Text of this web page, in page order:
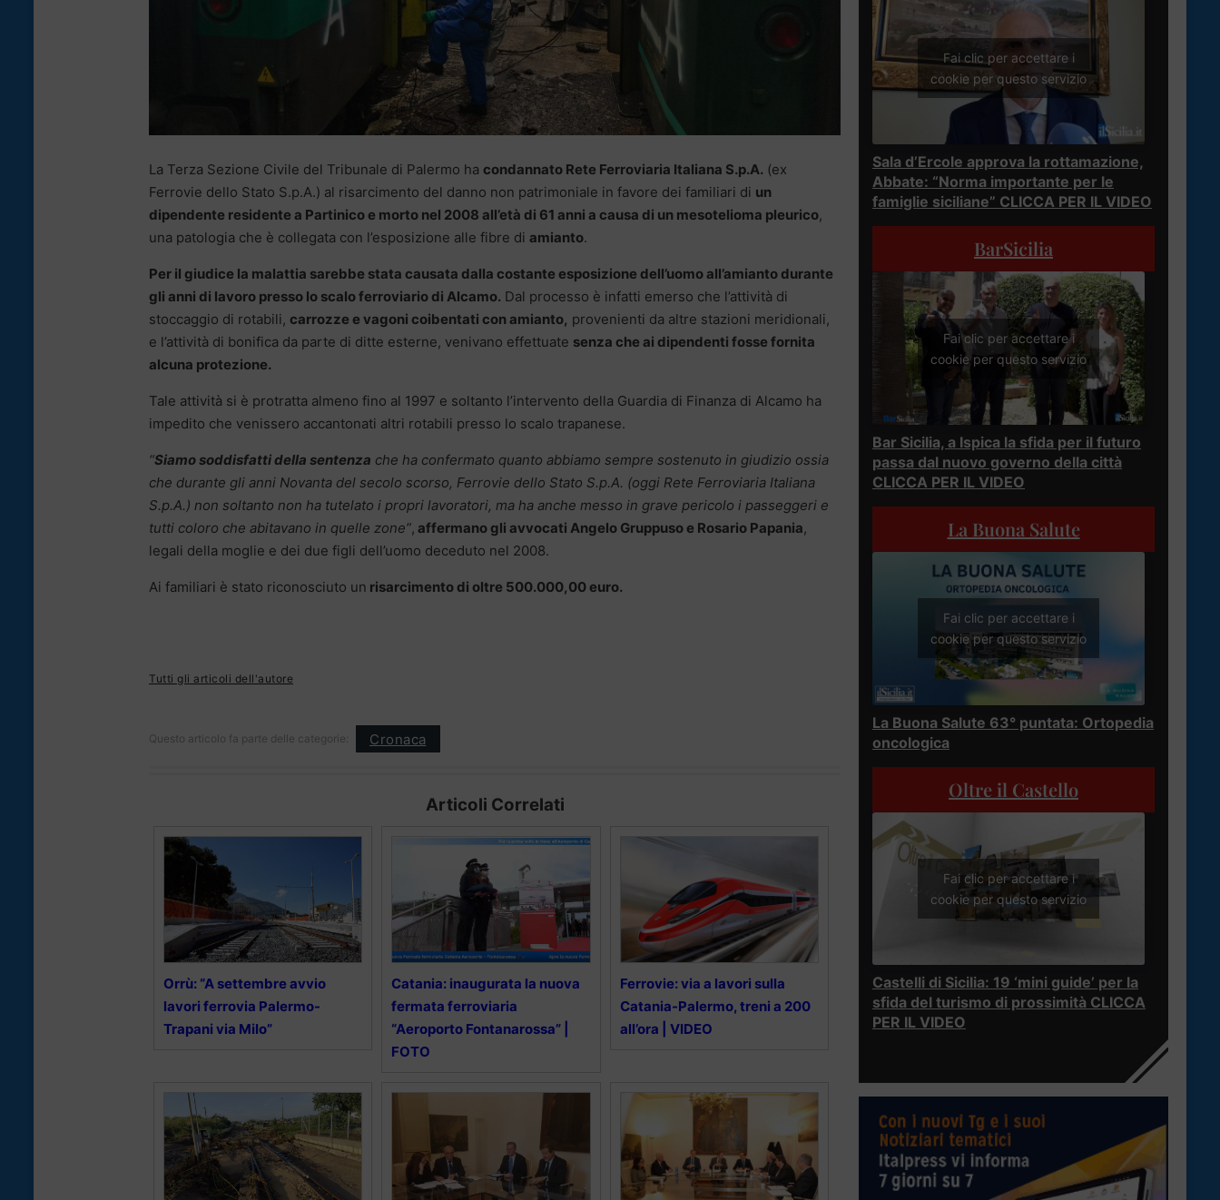
La Terza Sezione Civile del Tribunale di Palermo ha condannato Rete Ferroviaria Italiana S.p.A. (ex
Ferrovie dello Stato S.p.A.) al risarcimento del danno non patrimoniale in favore dei familiari di un
dipendente residente a Partinico e morto nel 2008 all’età di 61 anni a causa di un mesotelioma pleurico,
una patologia che è collegata con l’esposizione alle fibre di amianto.
Per il giudice la malattia sarebbe stata causata dalla costante esposizione dell’uomo all’amianto durante
gli anni di lavoro presso lo scalo ferroviario di Alcamo. Dal processo è infatti emerso che l’attività di
stoccaggio di rotabili, carrozze e vagoni coibentati con amianto, provenienti da altre stazioni meridionali,
e l’attività di bonifica da parte di ditte esterne, venivano effettuate senza che ai dipendenti fosse fornita
alcuna protezione.
Tale attività si è protratta almeno fino al 1997 e soltanto l’intervento della Guardia di Finanza di Alcamo ha
impedito che venissero accantonati altri rotabili presso lo scalo trapanese.
“Siamo soddisfatti della sentenza che ha confermato quanto abbiamo sempre sostenuto in giudizio ossia
che durante gli anni Novanta del secolo scorso, Ferrovie dello Stato S.p.A. (oggi Rete Ferroviaria Italiana
S.p.A.) non soltanto non ha tutelato i propri lavoratori, ma ha anche messo in grave pericolo i passeggeri e
tutti coloro che abitavano in quelle zone”, affermano gli avvocati Angelo Gruppuso e Rosario Papania,
legali della moglie e dei due figli dell’uomo deceduto nel 2008.
Ai familiari è stato riconosciuto un risarcimento di oltre 500.000,00 euro.
Tutti gli articoli dell'autore
Questo articolo fa parte delle categorie: Cronaca
Articoli Correlati
Orrù: “A settembre avvio
lavori ferrovia Palermo-
Trapani via Milo”
Catania: inaugurata la nuova
fermata ferroviaria
“Aeroporto Fontanarossa” |
FOTO
Ferrovie: via a lavori sulla
Catania-Palermo, treni a 200
all’ora | VIDEO
Fai clic per accettare i
cookie per questo servizio
Sala d’Ercole approva la rottamazione,
Abbate: “Norma importante per le
famiglie siciliane” CLICCA PER IL VIDEO
BarSicilia
Fai clic per accettare i
cookie per questo servizio
Bar Sicilia, a Ispica la sfida per il futuro
passa dal nuovo governo della città
CLICCA PER IL VIDEO
La Buona Salute
Fai clic per accettare i
cookie per questo servizio
La Buona Salute 63° puntata: Ortopedia
oncologica
Oltre il Castello
Fai clic per accettare i
cookie per questo servizio
Castelli di Sicilia: 19 ‘mini guide’ per la
sfida del turismo di prossimità CLICCA
PER IL VIDEO